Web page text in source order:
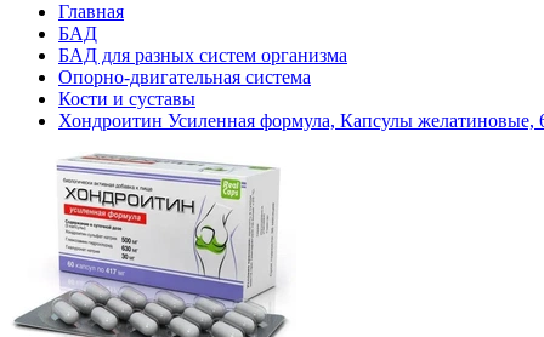
Главная
БАД
БАД для разных систем организма
Опорно-двигательная система
Кости и суставы
Хондроитин Усиленная формула, Капсулы желатиновые,